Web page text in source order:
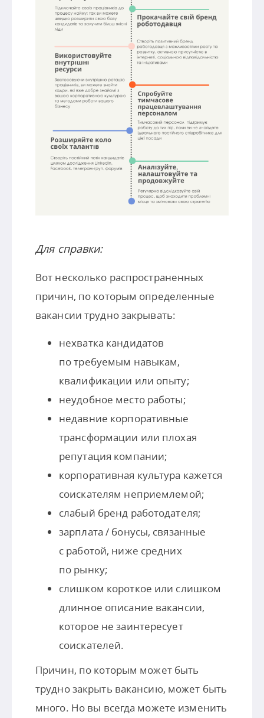
Для справки:
Вот несколько распространенных
причин, по которым определенные
вакансии трудно закрывать:
нехватка кандидатов
по требуемым навыкам,
квалификации или опыту;
неудобное место работы;
недавние корпоративные
трансформации или плохая
репутация компании;
корпоративная культура кажется
соискателям неприемлемой;
слабый бренд работодателя;
зарплата / бонусы, связанные
с работой, ниже средних
по рынку;
слишком короткое или слишком
длинное описание вакансии,
которое не заинтересует
соискателей.
Причин, по которым может быть
трудно закрыть вакансию, может быть
много. Но вы всегда можете изменить